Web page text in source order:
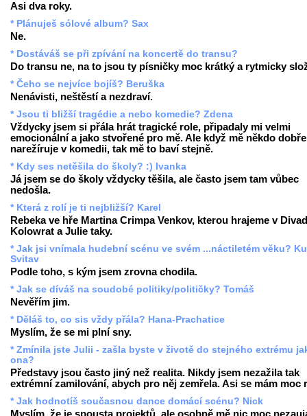
Asi dva roky.
* Plánuješ sólové album? Sax
Ne.
* Dostáváš se při zpívání na koncertě do transu?
Do transu ne, na to jsou ty písničky moc krátký a rytmicky
* Čeho se nejvíce bojíš? Beruška
Nenávisti, neštěstí a nezdraví.
* Jsou ti bližší tragédie a nebo komedie? Zdena
Vždycky jsem si přála hrát tragické role, připadaly mi velmi
emocionální a jako stvořené pro mě. Ale když mě někdo dobře
narežíruje v komedii, tak mě to baví stejně.
* Kdy ses netěšila do školy? :) Ivanka
Já jsem se do školy vždycky těšila, ale často jsem tam vůbec
nedošla.
* Která z rolí je ti nejbližší? Karel
Rebeka ve hře Martina Crimpa Venkov, kterou hrajeme v
Kolowrat a Julie taky.
* Jak jsi vnímala hudební scénu ve svém ...náctiletém věku?
Svitav
Podle toho, s kým jsem zrovna chodila.
* Jak se díváš na soudobé politiky/političky? Tomáš
Nevěřím jim.
* Děláš to, co sis vždy přála? Hana-Prachatice
Myslím, že se mi plní sny.
* Zmínila jste Julii - zašla byste v životě do stejného extrému
ona?
Představy jsou často jiný než realita. Nikdy jsem nezažila tak
extrémní zamilování, abych pro něj zemřela. Asi se mám moc
* Jak hodnotíš současnou dance domácí scénu? Nick